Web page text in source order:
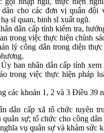
dân cho các đơn vị quân đội
sĩ quan, binh sĩ xuất ngũ.
dân cấp tỉnh kiểm tra,
trong việc thực hiện chính
lý công dân trong diện
ban nhân dân cấp tỉnh xem
trong việc thực hiện pháp
các khoản 1, 2 và 3 Điều 39
dân cấp xã tổ chức tuyên
quân sự; tổ chức cho công
vụ quân sự và khám sức